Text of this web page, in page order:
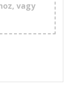
vagy